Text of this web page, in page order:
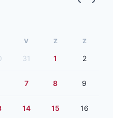
V Z Z
31 1 2
7 8 9
14 15 16